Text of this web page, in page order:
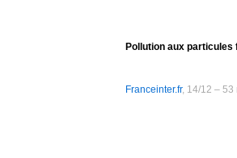
Pollution aux particules
Franceinter.fr, 14/12 – 53